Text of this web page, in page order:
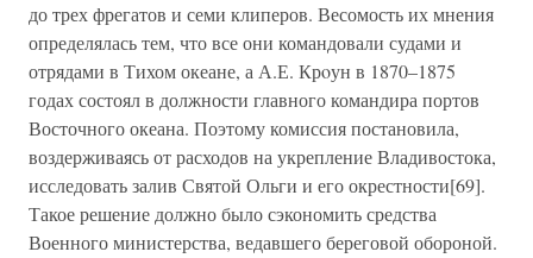
до трех фрегатов и семи клиперов. Весомость их мнения
определялась тем, что все они командовали судами и
отрядами в Тихом океане, а А.Е. Крoун в 1870–1875
годах состоял в должности главного командира портов
Восточного океана. Поэтому комиссия постановила,
воздерживаясь от расходов на укрепление Владивостока,
исследовать залив Святой Ольги и его окрестности[69].
Такое решение должно было сэкономить средства
Военного министерства, ведавшего береговой обороной.